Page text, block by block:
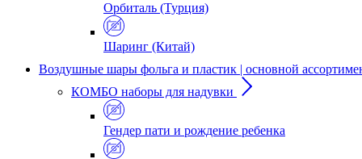
Орбиталь (Турция)
Шаринг (Китай)
Воздушные шары фольга и пластик | основной
КОМБО наборы для надувки
Гендер пати и рождение ребенка